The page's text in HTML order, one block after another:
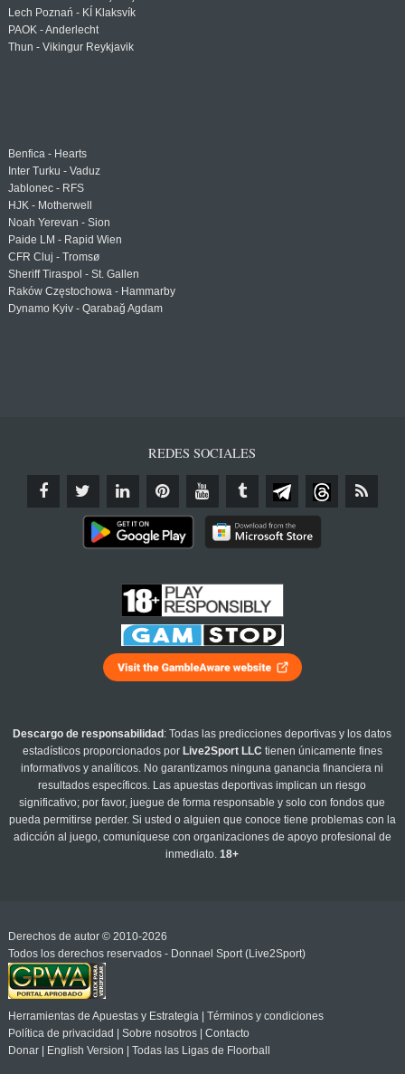
Lech Poznań - KÍ Klaksvík
PAOK - Anderlecht
Thun - Vikingur Reykjavik
Benfica - Hearts
Inter Turku - Vaduz
Jablonec - RFS
HJK - Motherwell
Noah Yerevan - Sion
Paide LM - Rapid Wien
CFR Cluj - Tromsø
Sheriff Tiraspol - St. Gallen
Raków Częstochowa - Hammarby
Dynamo Kyiv - Qarabağ Agdam
REDES SOCIALES
Descargo de responsabilidad : Todas las predicciones deportivas y los datos
estadísticos proporcionados por Live2Sport LLC tienen únicamente fines
informativos y analíticos. No garantizamos ninguna ganancia financiera ni
resultados específicos. Las apuestas deportivas implican un riesgo
significativo; por favor, juegue de forma responsable y solo con fondos que
pueda permitirse perder. Si usted o alguien que conoce tiene problemas con la
adicción al juego, comuníquese con organizaciones de apoyo profesional de
inmediato.18+
Derechos de autor © 2010-2026
Todos los derechos reservados - Donnael Sport (Live2Sport)
Herramientas de Apuestas y Estrategia| Términos y condiciones
Política de privacidad
Sobre nosotros| Contacto
Donar| English Version Todas las Ligas de Floorball